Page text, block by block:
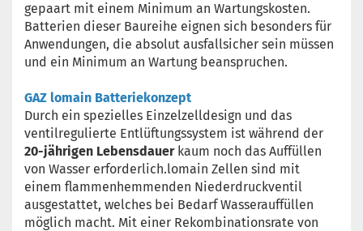
gepaart mit einem Minimum an Wartungskosten.
Batterien dieser Baureihe eignen sich besonders für
Anwendungen, die absolut ausfallsicher sein müssen
und ein Minimum an Wartung beanspruchen.
GAZ lomain Batteriekonzept
Durch ein spezielles Einzelzelldesign und das
ventilregulierte Entlüftungssystem ist während der
20-jährigen Lebensdauerkaum noch das Auffüllen
von Wasser erforderlich.lomain Zellen sind mit
einem flammenhemmenden Niederdruckventil
ausgestattet, welches bei Bedarf Wasserauffüllen
möglich macht. Mit einer Rekombinationsrate von